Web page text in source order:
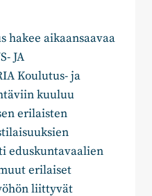
hakee aikaansaavaa
JA
Koulutus- ja
kuuluu
erilaisten
eduskuntavaalien
erilaiset
liittyvät